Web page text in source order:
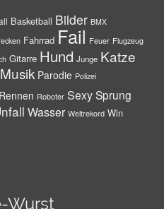
Basketball Bilder BMX
Fahrrad Fail Feuer Flugzeug
Gitarre Hund Junge Katze
Musik Parodie Polizei
Rennen Roboter SexySprung
Wasser Weltrekord Win
Wurst